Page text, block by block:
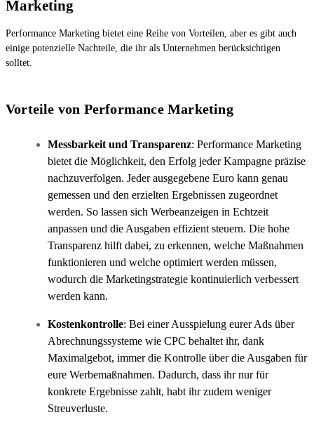
Marketing
Performance Marketing bietet eine Reihe von Vorteilen, aber es gibt auch
einige potenzielle Nachteile, die ihr als Unternehmen berücksichtigen
solltet.
Vorteile von Performance Marketing
Messbarkeit und Transparenz: Performance Marketing
bietet die Möglichkeit, den Erfolg jeder Kampagne präzise
nachzuverfolgen. Jeder ausgegebene Euro kann genau
gemessen und den erzielten Ergebnissen zugeordnet
werden. So lassen sich Werbeanzeigen in Echtzeit
anpassen und die Ausgaben effizient steuern. Die hohe
Transparenz hilft dabei, zu erkennen, welche Maßnahmen
funktionieren und welche optimiert werden müssen,
wodurch die Marketingstrategie kontinuierlich verbessert
werden kann.
Kostenkontrolle: Bei einer Ausspielung eurer Ads über
Abrechnungssysteme wie CPC behaltet ihr, dank
Maximalgebot, immer die Kontrolle über die Ausgaben für
eure Werbemaßnahmen. Dadurch, dass ihr nur für
konkrete Ergebnisse zahlt, habt ihr zudem weniger
Streuverluste.